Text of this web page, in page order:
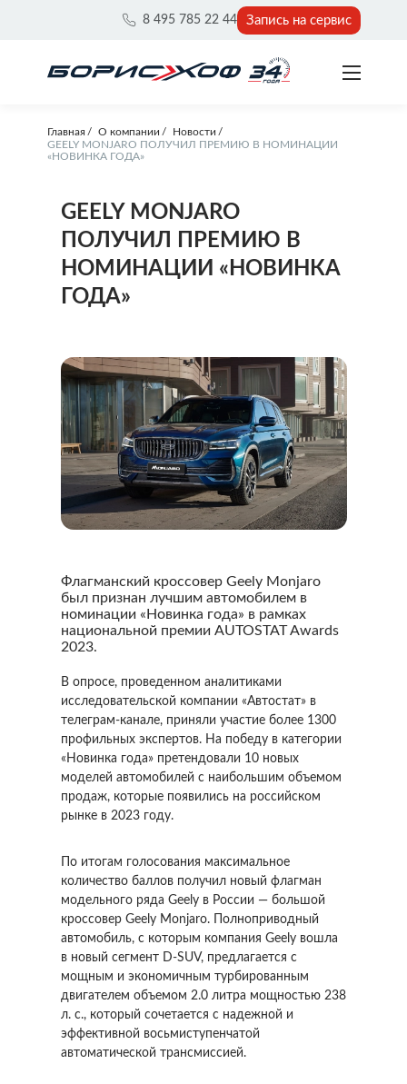
8 495 785 22 44 Запись на сервис
Главная О компании
Новости
GEELY MONJARO ПОЛУЧИЛ ПРЕМИЮ В НОМИНАЦИИ
«НОВИНКА ГОДА»
GEELY MONJARO
ПОЛУЧИЛ ПРЕМИЮ В
НОМИНАЦИИ «НОВИНКА
ГОДА»
Флагманский кроссовер Geely Monjaro
был признан лучшим автомобилем в
номинации «Новинка года» в рамках
национальной премии AUTOSTAT Awards
2023.
В опросе, проведенном аналитиками
исследовательской компании «Автостат» в
телеграм-канале, приняли участие более 1300
профильных экспертов. На победу в категории
«Новинка года» претендовали 10 новых
моделей автомобилей с наибольшим объемом
продаж, которые появились на российском
рынке в 2023 году.
По итогам голосования максимальное
количество баллов получил новый флагман
модельного ряда Geely в России — большой
кроссовер Geely Monjaro. Полноприводный
автомобиль, с которым компания Geely вошла
в новый сегмент D-SUV, предлагается с
мощным и экономичным турбированным
двигателем объемом 2.0 литра мощностью 238
л. с., который сочетается с надежной и
эффективной восьмиступенчатой
автоматической трансмиссией.